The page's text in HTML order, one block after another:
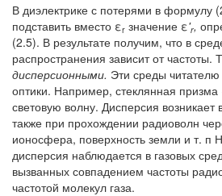
В диэлектрике с потерями в формулу
подставить вместо εr значение ε'r,
(2.5). В результате получим, что в
распространения зависит от частоты.
дисперсионными. Эти среды
оптики. Например, стеклянная
световую волну. Дисперсия возникает
также при прохождении радиоволн
ионосфера, поверхность земли и т. п
дисперсия наблюдается в газовых
вызванных совпадением частоты
частотой молекул газа.